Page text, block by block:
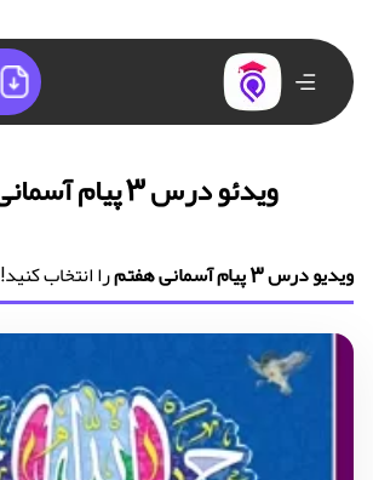
ویدئو درس 3 پیام آسمانی هفتم
ویدیو درس 3 پیام آسمانی هفتم را انتخاب کنید!